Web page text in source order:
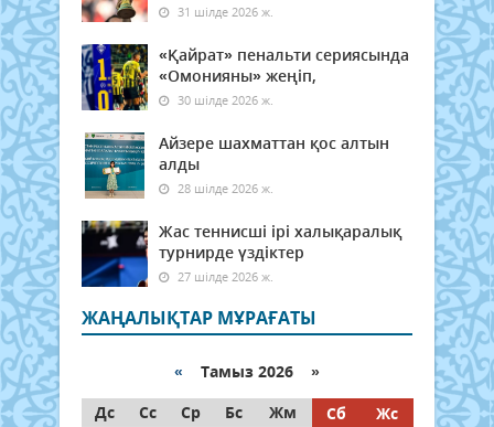
31 шілде 2026 ж.
«Қайрат» пенальти сериясында
«Омонияны» жеңіп,
30 шілде 2026 ж.
Айзере шахматтан қос алтын
алды
28 шілде 2026 ж.
Жас теннисші ірі халықаралық
турнирде үздіктер
27 шілде 2026 ж.
ЖАҢАЛЫҚТАР МҰРАҒАТЫ
« Тамыз 2026 »
Дс
Сс Ср Бс Жм Сб
Жс